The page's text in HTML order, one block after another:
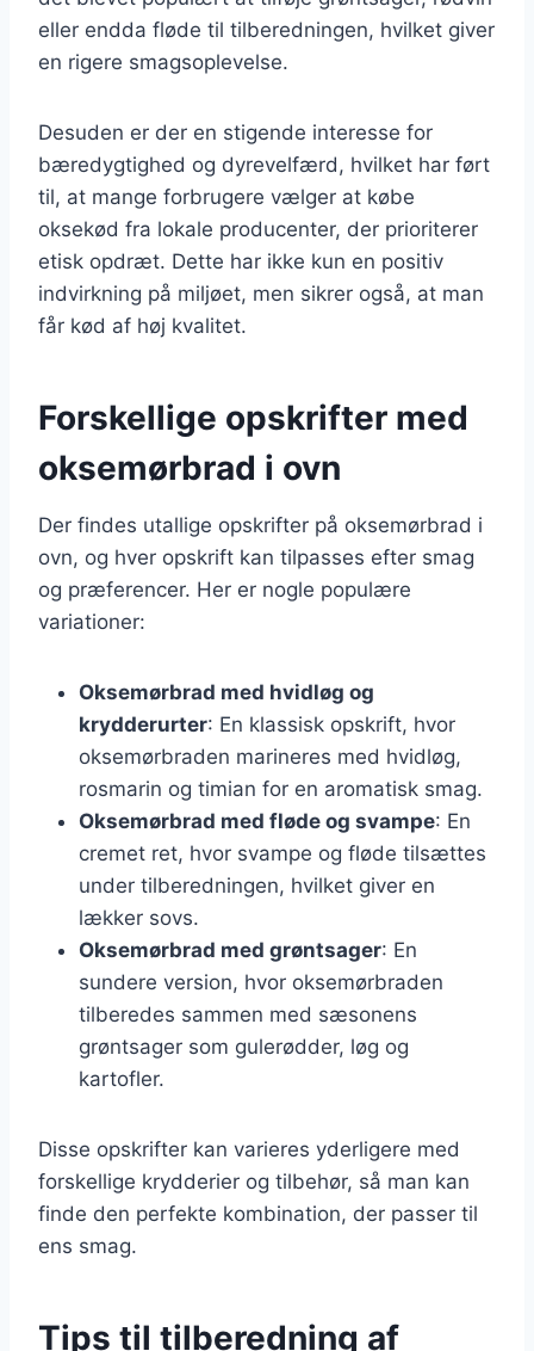
eller endda fløde til tilberedningen, hvilket giver
en rigere smagsoplevelse.
Desuden er der en stigende interesse for
bæredygtighed og dyrevelfærd, hvilket har ført
til, at mange forbrugere vælger at købe
oksekød fra lokale producenter, der prioriterer
etisk opdræt. Dette har ikke kun en positiv
indvirkning på miljøet, men sikrer også, at man
får kød af høj kvalitet.
Forskellige opskrifter med
oksemørbrad i ovn
Der findes utallige opskrifter på oksemørbrad i
ovn, og hver opskrift kan tilpasses efter smag
og præferencer. Her er nogle populære
variationer:
Oksemørbrad med hvidløg og
krydderurter: En klassisk opskrift, hvor
oksemørbraden marineres med hvidløg,
rosmarin og timian for en aromatisk smag.
Oksemørbrad med fløde og svampe: En
cremet ret, hvor svampe og fløde tilsættes
under tilberedningen, hvilket giver en
lækker sovs.
Oksemørbrad med grøntsager: En
sundere version, hvor oksemørbraden
tilberedes sammen med sæsonens
grøntsager som gulerødder, løg og
kartofler.
Disse opskrifter kan varieres yderligere med
forskellige krydderier og tilbehør, så man kan
finde den perfekte kombination, der passer til
ens smag.
Tips til tilberedning af